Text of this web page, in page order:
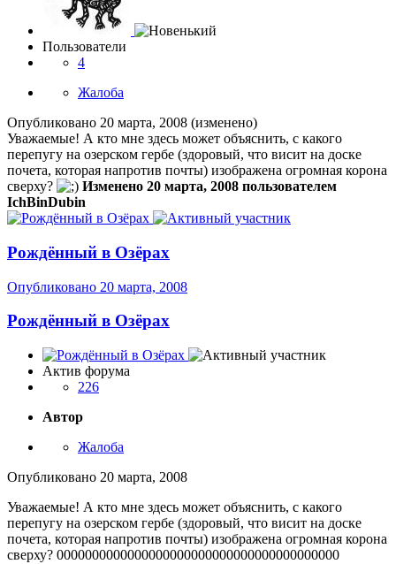
Пользователи
4
Жалоба
Опубликовано 20 марта, 2008 (изменено)
Уважаемые! А кто мне здесь может объяснить, с какого
перепугу на озерском гербе (здоровый, что висит на доске
почета, которая напротив почты) изображена огромная корона
сверху?
Изменено 20 марта, 2008 пользователем
IchBinDubin
Рождённый в Озёрах
Опубликовано 20 марта, 2008
Рождённый в Озёрах
Актив форума
226
Автор
Жалоба
Опубликовано 20 марта, 2008
Уважаемые! А кто мне здесь может объяснить, с какого
перепугу на озерском гербе (здоровый, что висит на доске
почета, которая напротив почты) изображена огромная корона
сверху? 0000000000000000000000000000000000000000